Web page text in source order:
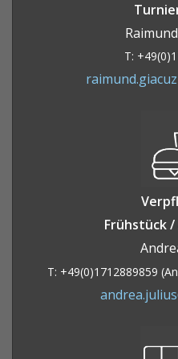
T:
Frühstück
T: +49(0)1712889859